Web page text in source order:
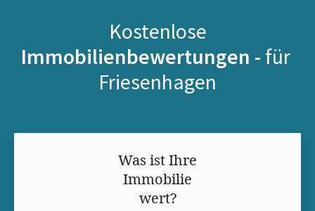
Kostenlose
Immobilienbewertungen - für
Friesenhagen
Was ist Ihre
Immobilie
wert?